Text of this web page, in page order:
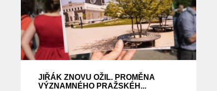
JIŘÁK ZNOVU OŽIL. PROMĚNA
VÝZNAMNÉHO PRAŽSKÉH...